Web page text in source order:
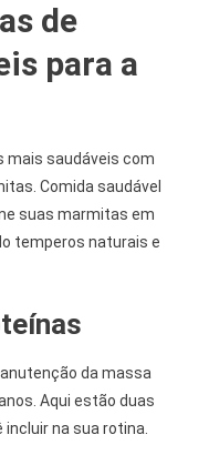
de
para a
mais saudáveis com
Comida saudável
suas marmitas em
temperos naturais e
da massa
Aqui estão duas
na sua rotina.